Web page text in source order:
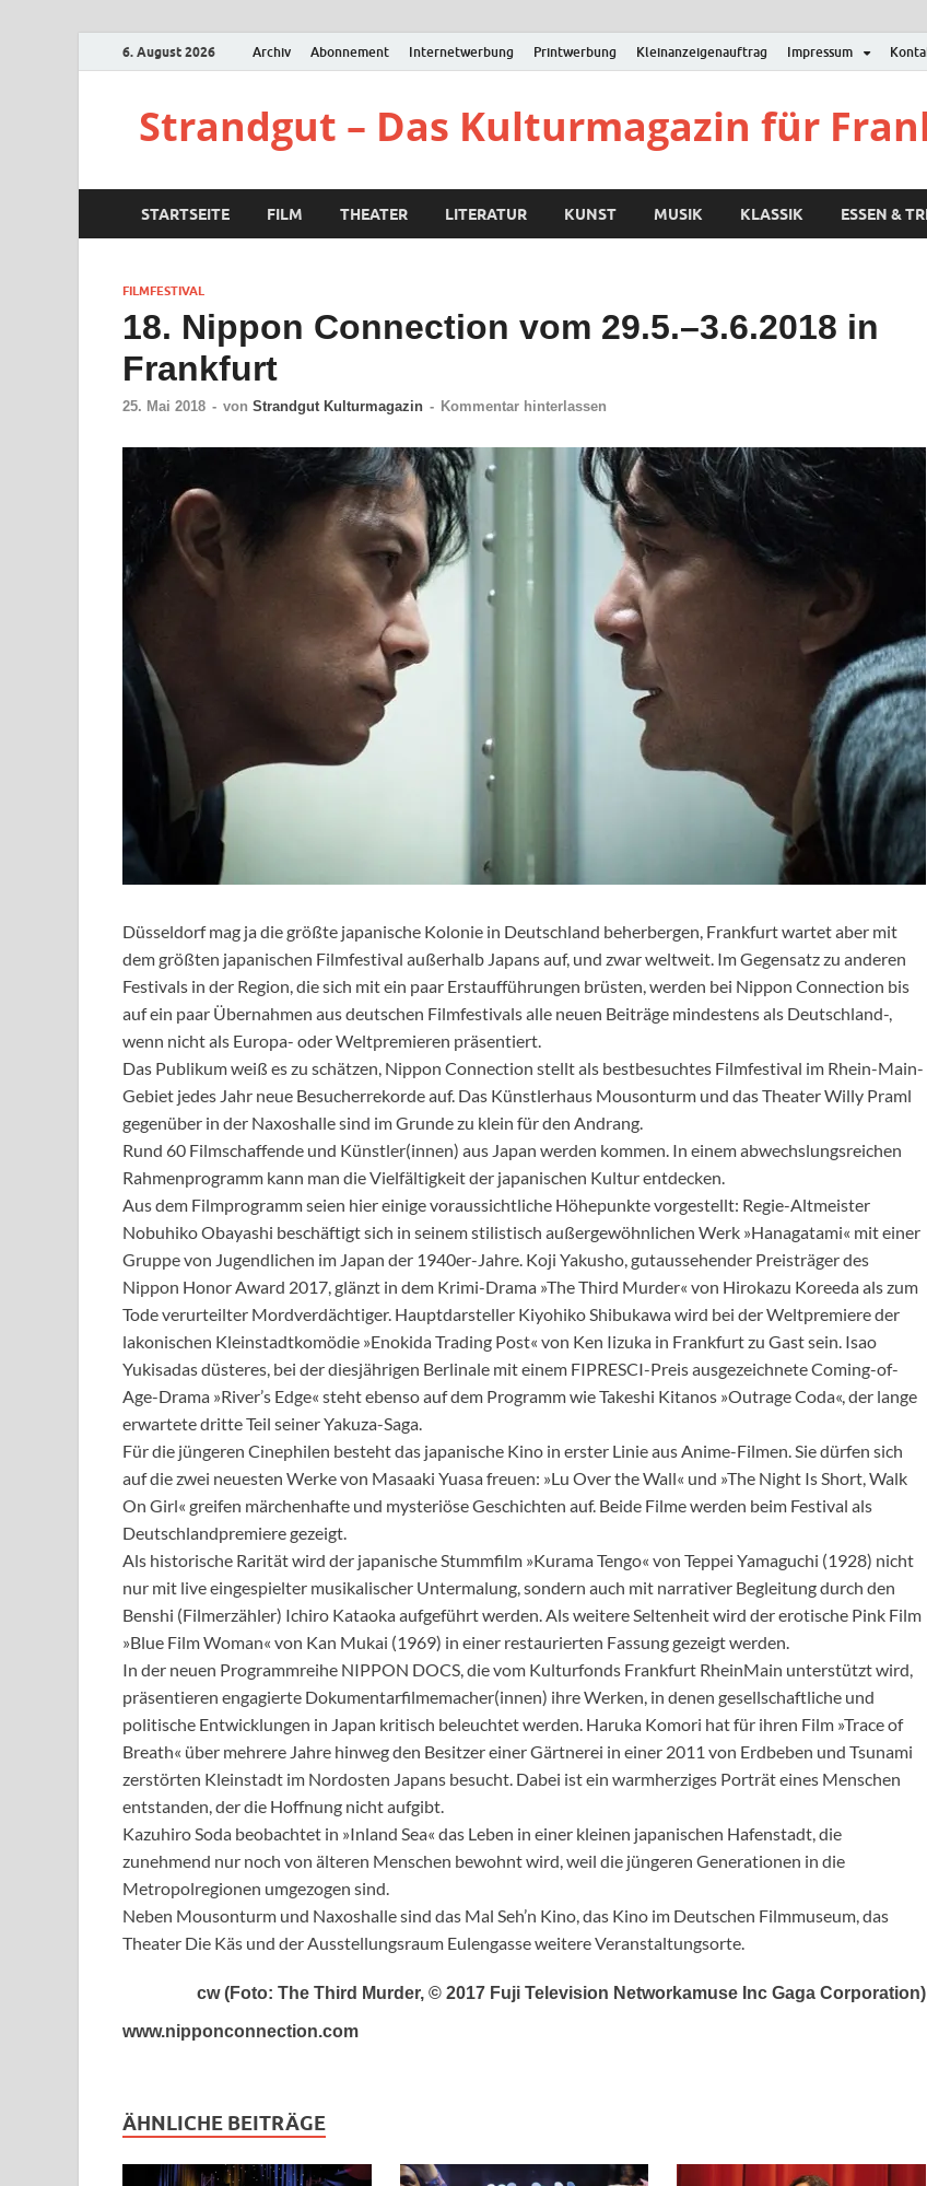
6. August 2026 Archiv Abonnement Internetwerbung Printwerbung Kleinanzeigenauftrag Impressum
Strandgut – Das Kulturmagazin für
STARTSEITE FILM THEATER LITERATUR KUNST MUSIK KLASSIK ESSEN &
FILMFESTIVAL
18. Nippon Connection vom 29.5.–3.6.2018 in
Frankfurt
25. Mai 2018 - von Strandgut Kulturmagazin - Kommentar hinterlassen
Düsseldorf mag ja die größte japanische Kolonie in Deutschland beherbergen, Frankfurt wartet aber mit
dem größten japanischen Filmfestival außerhalb Japans auf, und zwar weltweit. Im Gegensatz zu anderen
Festivals in der Region, die sich mit ein paar Erstaufführungen brüsten, werden bei Nippon Connection bis
auf ein paar Übernahmen aus deutschen Filmfestivals alle neuen Beiträge mindestens als Deutschland-,
wenn nicht als Europa- oder Weltpremieren präsentiert.
Das Publikum weiß es zu schätzen, Nippon Connection stellt als bestbesuchtes Filmfestival im Rhein-Main-
Gebiet jedes Jahr neue Besucherrekorde auf. Das Künstlerhaus Mousonturm und das Theater Willy Praml
gegenüber in der Naxoshalle sind im Grunde zu klein für den Andrang.
Rund 60 Filmschaffende und Künstler(innen) aus Japan werden kommen. In einem abwechslungsreichen
Rahmenprogramm kann man die Vielfältigkeit der japanischen Kultur entdecken.
Aus dem Filmprogramm seien hier einige voraussichtliche Höhepunkte vorgestellt: Regie-Altmeister
Nobuhiko Obayashi beschäftigt sich in seinem stilistisch außergewöhnlichen Werk »Hanagatami« mit einer
Gruppe von Jugendlichen im Japan der 1940er-Jahre. Koji Yakusho, gutaussehender Preisträger des
Nippon Honor Award 2017, glänzt in dem Krimi-Drama »The Third Murder« von Hirokazu Koreeda als zum
Tode verurteilter Mordverdächtiger. Hauptdarsteller Kiyohiko Shibukawa wird bei der Weltpremiere der
lakonischen Kleinstadtkomödie »Enokida Trading Post« von Ken Iizuka in Frankfurt zu Gast sein. Isao
Yukisadas düsteres, bei der diesjährigen Berlinale mit einem FIPRESCI-Preis ausgezeichnete Coming-of-
Age-Drama »River’s Edge« steht ebenso auf dem Programm wie Takeshi Kitanos »Outrage Coda«, der lange
erwartete dritte Teil seiner Yakuza-Saga.
Für die jüngeren Cinephilen besteht das japanische Kino in erster Linie aus Anime-Filmen. Sie dürfen sich
auf die zwei neuesten Werke von Masaaki Yuasa freuen: »Lu Over the Wall« und »The Night Is Short, Walk
On Girl« greifen märchenhafte und mysteriöse Geschichten auf. Beide Filme werden beim Festival als
Deutschlandpremiere gezeigt.
Als historische Rarität wird der japanische Stummfilm »Kurama Tengo« von Teppei Yamaguchi (1928) nicht
nur mit live eingespielter musikalischer Untermalung, sondern auch mit narrativer Begleitung durch den
Benshi (Filmerzähler) Ichiro Kataoka aufgeführt werden. Als weitere Seltenheit wird der erotische Pink Film
»Blue Film Woman« von Kan Mukai (1969) in einer restaurierten Fassung gezeigt werden.
In der neuen Programmreihe NIPPON DOCS, die vom Kulturfonds Frankfurt RheinMain unterstützt wird,
präsentieren engagierte Dokumentarfilmemacher(innen) ihre Werken, in denen gesellschaftliche und
politische Entwicklungen in Japan kritisch beleuchtet werden. Haruka Komori hat für ihren Film »Trace of
Breath« über mehrere Jahre hinweg den Besitzer einer Gärtnerei in einer 2011 von Erdbeben und Tsunami
zerstörten Kleinstadt im Nordosten Japans besucht. Dabei ist ein warmherziges Porträt eines Menschen
entstanden, der die Hoffnung nicht aufgibt.
Kazuhiro Soda beobachtet in »Inland Sea« das Leben in einer kleinen japanischen Hafenstadt, die
zunehmend nur noch von älteren Menschen bewohnt wird, weil die jüngeren Generationen in die
Metropolregionen umgezogen sind.
Neben Mousonturm und Naxoshalle sind das Mal Seh’n Kino, das Kino im Deutschen Filmmuseum, das
Theater Die Käs und der Ausstellungsraum Eulengasse weitere Veranstaltungsorte.
cw (Foto: The Third Murder, © 2017 Fuji Television Networkamuse Inc Gaga Corporation)
www.nipponconnection.com
ÄHNLICHE BEITRÄGE